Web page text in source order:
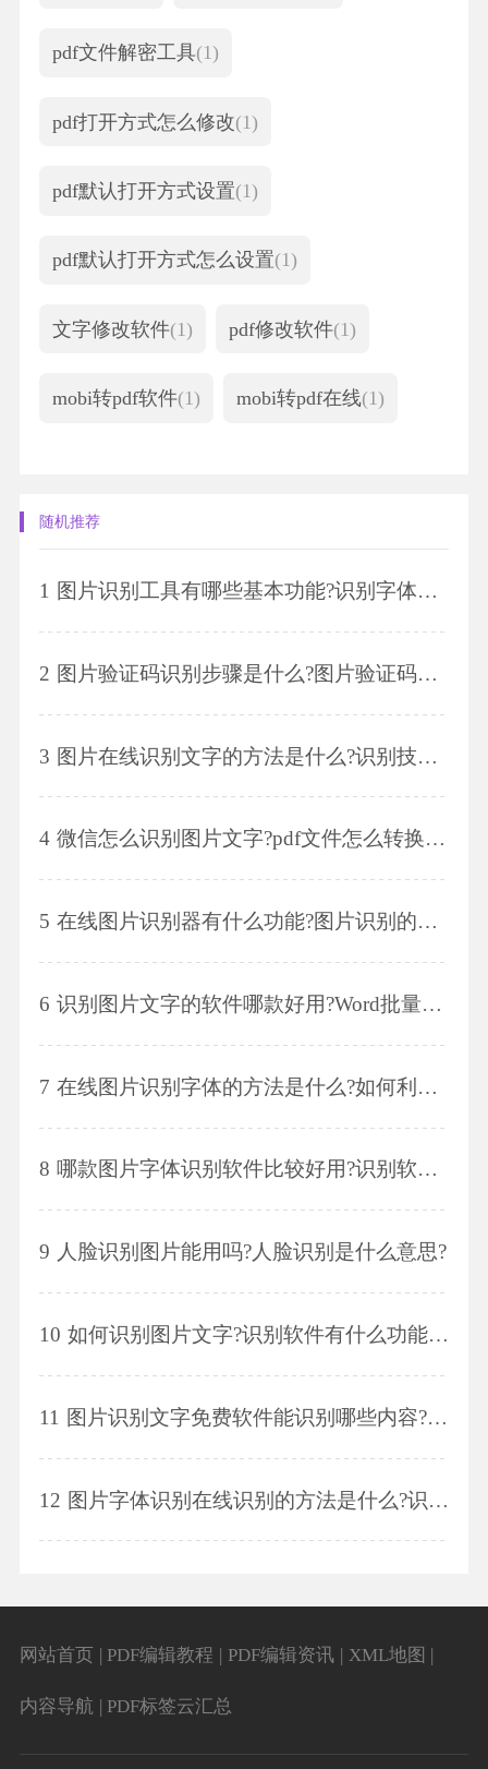
pdf文件解密工具(1)
pdf打开方式怎么修改(1)
pdf默认打开方式设置(1)
pdf默认打开方式怎么设置(1)
文字修改软件(1) pdf修改软件(1)
mobi转pdf软件(1) mobi转pdf在线(1)
随机推荐
1 图片识别工具有哪些基本功能?识别字体的方法是什么?
2 图片验证码识别步骤是什么?图片验证码是什么意思?
3 图片在线识别文字的方法是什么?识别技术有什么优势?
4 微信怎么识别图片文字?pdf文件怎么转换成图片?
5 在线图片识别器有什么功能?图片识别的方法是什么?
6 识别图片文字的软件哪款好用?Word批量转图片的方法是什么?
7 在线图片识别字体的方法是什么?如何利用ocr将纸质文件变成pdf?
8 哪款图片字体识别软件比较好用?识别软件有哪些特色功能?
9 人脸识别图片能用吗?人脸识别是什么意思?
10 如何识别图片文字?识别软件有什么功能呢?
11 图片识别文字免费软件能识别哪些内容?图片识别文字免费软件怎么操作?
12 图片字体识别在线识别的方法是什么?识别软件怎么使用?
网站首页 | PDF编辑教程 | PDF编辑资讯 | XML地图 |
内容导航 | PDF标签云汇总